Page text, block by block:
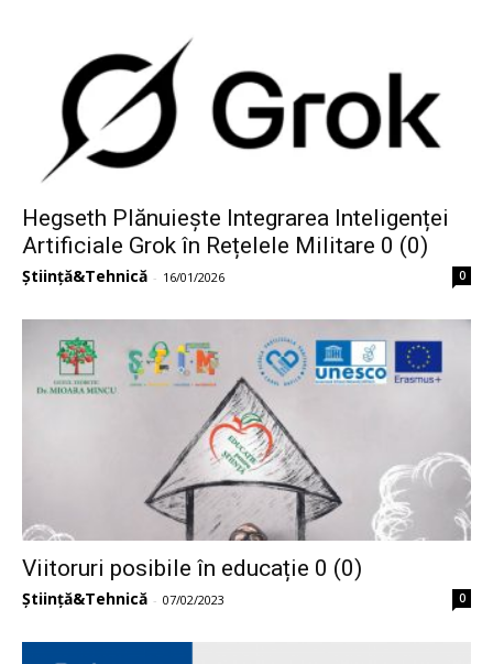
Hegseth Plănuiește Integrarea Inteligenței
Artificiale Grok în Rețelele Militare 0 (0)
Știință&Tehnică - 16/01/2026 0
Viitoruri posibile în educație 0 (0)
Știință&Tehnică - 07/02/2023 0